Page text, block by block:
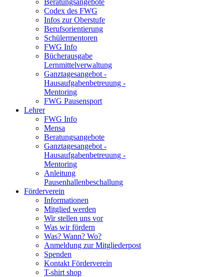
Beratungsangebote
Codex des FWG
Infos zur Oberstufe
Berufsorientierung
Schülermentoren
FWG Info
Bücherausgabe
Lernmittelverwaltung
Ganztagesangebot -
Hausaufgabenbetreuung -
Mentoring
FWG Pausensport
Lehrer
FWG Info
Mensa
Beratungsangebote
Ganztagesangebot -
Hausaufgabenbetreuung -
Mentoring
Anleitung
Pausenhallenbeschallung
Förderverein
Informationen
Mitglied werden
Wir stellen uns vor
Was wir fördern
Was? Wann? Wo?
Anmeldung zur Mitgliederpost
Spenden
Kontakt Förderverein
T-shirt shop